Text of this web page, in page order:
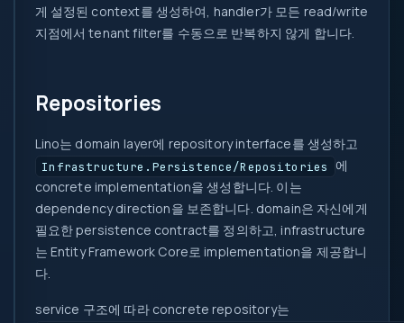
게 설정된 context를 생성하여, handler가 모든 read/write
지점에서 tenant filter를 수동으로 반복하지 않게 합니다.
Repositories
Lino는 domain layer에 repository interface를 생성하고
Infrastructure.Persistence/Repositories 에
concrete implementation을 생성합니다. 이는
dependency direction을 보존합니다. domain은 자신에게
필요한 persistence contract를 정의하고, infrastructure
는 Entity Framework Core로 implementation을 제공합니
다.
service 구조에 따라 concrete repository는